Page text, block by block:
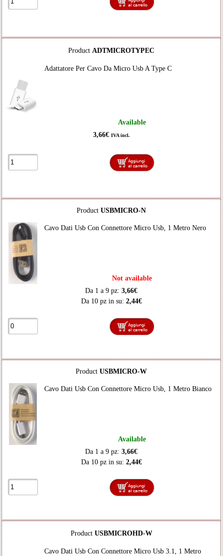
Product ADTMICROTYPEC
Adattatore Per Cavo Da Micro Usb A Type C
Available
3,66€ IVA incl.
Product USBMICRO-N
Cavo Dati Usb Con Connettore Micro Usb, 1 Metro Nero
Not available
Da 1 a 9 pz: 3,66€
Da 10 pz in su: 2,44€
Product USBMICRO-W
Cavo Dati Usb Con Connettore Micro Usb, 1 Metro Bianco
Available
Da 1 a 9 pz: 3,66€
Da 10 pz in su: 2,44€
Product USBMICROHD-W
Cavo Dati Usb Con Connettore Micro Usb 3.1, 1 Metro